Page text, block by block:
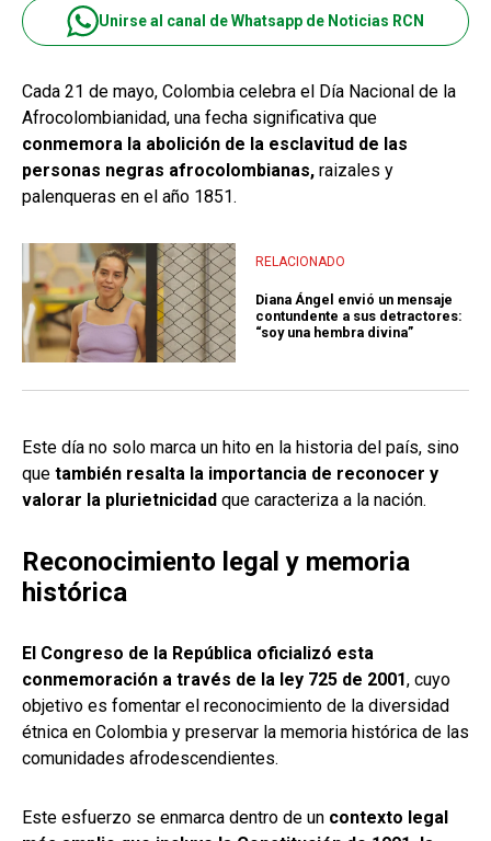
Unirse al canal de Whatsapp de Noticias RCN
Cada 21 de mayo, Colombia celebra el Día Nacional de la
Afrocolombianidad, una fecha significativa que
conmemora la abolición de la esclavitud de las
personas negras afrocolombianas, raizales y
palenqueras en el año 1851.
RELACIONADO
Diana Ángel envió un mensaje
contundente a sus detractores:
“soy una hembra divina”
Este día no solo marca un hito en la historia del país, sino
que también resalta la importancia de reconocer y
valorar la plurietnicidad que caracteriza a la nación.
Reconocimiento legal y memoria
histórica
El Congreso de la República oficializó esta
conmemoración a través de la ley 725 de 2001, cuyo
objetivo es fomentar el reconocimiento de la diversidad
étnica en Colombia y preservar la memoria histórica de las
comunidades afrodescendientes.
Este esfuerzo se enmarca dentro de un contexto legal